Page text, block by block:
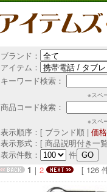
ブランド：
アイテム：
キーワード検索：
※スペ
商品コード検索：
※スペ
表示順序：[ ブランド順 | 価
表示形式：[ 商品説明付き一
表示件数：
件
1 ｜ 2 [ 126 件